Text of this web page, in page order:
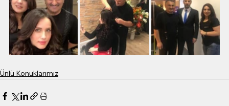
Ünlü Konuklarımız